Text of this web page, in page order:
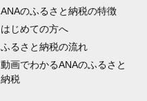
ANAのふるさと納税の特徴
はじめての方へ
ふるさと納税の流れ
動画でわかるANAのふるさと
納税